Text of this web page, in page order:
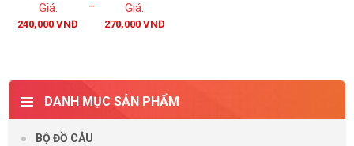
240,000VNĐ
–
270,000 VNĐ
DANH MỤC SẢN PHẨM
BỘ ĐỒ CÂU